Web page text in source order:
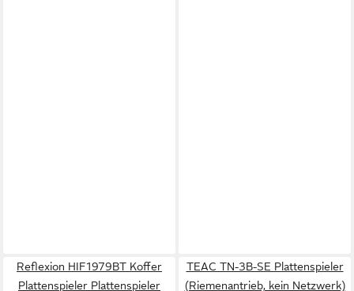
Reflexion HIF1979BT Koffer
Plattenspieler Plattenspieler
TEAC TN-3B-SE Plattenspieler
(Riemenantrieb, kein Netzwerk)